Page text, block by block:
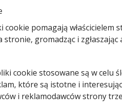
cookie pomagają
stronie, gromadząc i
cookie stosowane są w celu
które są istotne i
i reklamodawców strony